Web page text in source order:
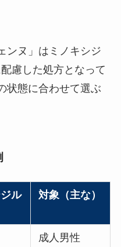
ンヌ」はミノキシジ
慮した処方となって
状態に合わせて選ぶ
ル
対象（主な）
成人男性